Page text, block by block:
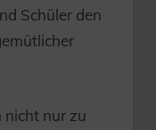
Schüler den
nicht nur zu